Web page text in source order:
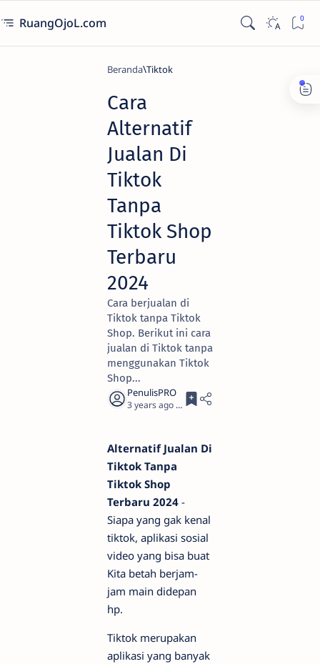
RuangOjoL.com
Beranda Tiktok
Cara
Alternatif
Jualan Di
Tiktok
Tanpa
Tiktok Shop
Terbaru
2024
Cara berjualan di
Tiktok tanpa Tiktok
Shop. Berikut ini cara
jualan di Tiktok tanpa
menggunakan Tiktok
Shop...
3 years ago 2
Alternatif Jualan Di
Tiktok Tanpa
Tiktok Shop
Terbaru 2024 -
Siapa yang gak kenal
tiktok, aplikasi sosial
video yang bisa buat
Kita betah berjam-
jam main didepan
hp.
Tiktok merupakan
aplikasi yang banyak